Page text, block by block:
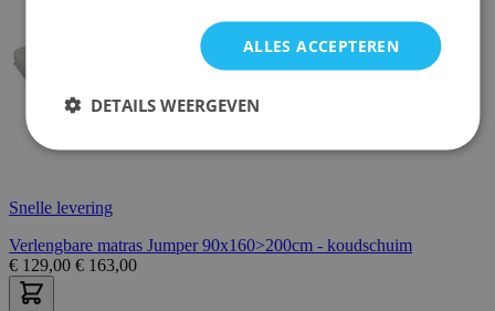
Snelle levering
Verlengbare matras Jumper 90x160>200cm - koudschuim
€ 129,00 € 163,00
ALLES ACCEPTEREN
DETAILS WEERGEVEN